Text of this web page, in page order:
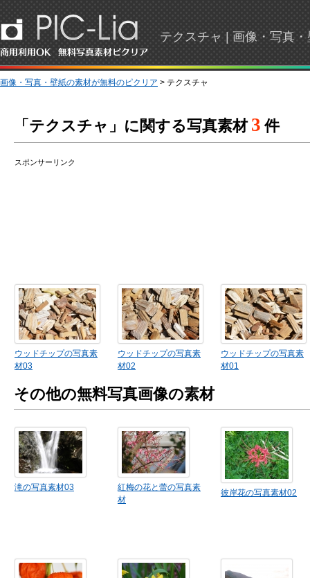
テクスチャ | 画像・写真
画像・写真・壁紙の素材が無料のピクリア > テクスチャ
「テクスチャ」に関する写真素材 3 件
スポンサーリンク
ウッドチップの写真素
材03
ウッドチップの写真素
材02
ウッドチップの写真素
材01
その他の無料写真画像の素材
滝の写真素材03
紅梅の花と蕾の写真素
材
彼岸花の写真素材02